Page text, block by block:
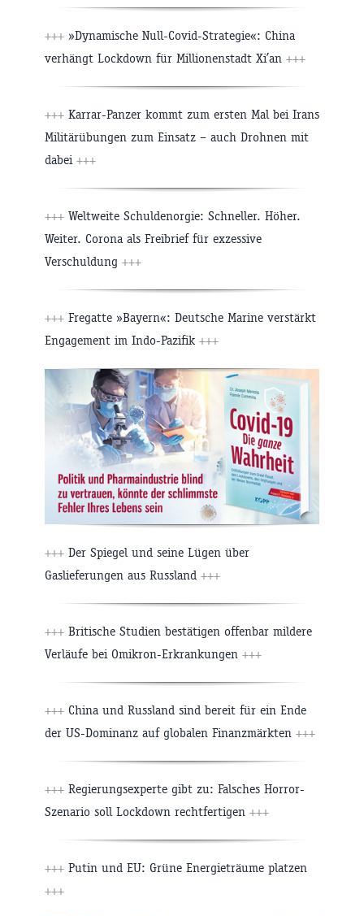
+++ »Dynamische Null-Covid-Strategie«: China
verhängt Lockdown für Millionenstadt Xi’an +++
+++ Karrar-Panzer kommt zum ersten Mal bei Irans
Militärübungen zum Einsatz – auch Drohnen mit
dabei +++
+++ Weltweite Schuldenorgie: Schneller. Höher.
Weiter. Corona als Freibrief für exzessive
Verschuldung +++
+++ Fregatte »Bayern«: Deutsche Marine verstärkt
Engagement im Indo-Pazifik +++
+++ Der Spiegel und seine Lügen über
Gaslieferungen aus Russland +++
+++ Britische Studien bestätigen offenbar mildere
Verläufe bei Omikron-Erkrankungen +++
+++ China und Russland sind bereit für ein Ende
der US-Dominanz auf globalen Finanzmärkten +++
+++ Regierungsexperte gibt zu: Falsches Horror-
Szenario soll Lockdown rechtfertigen +++
+++ Putin und EU: Grüne Energieträume platzen
+++